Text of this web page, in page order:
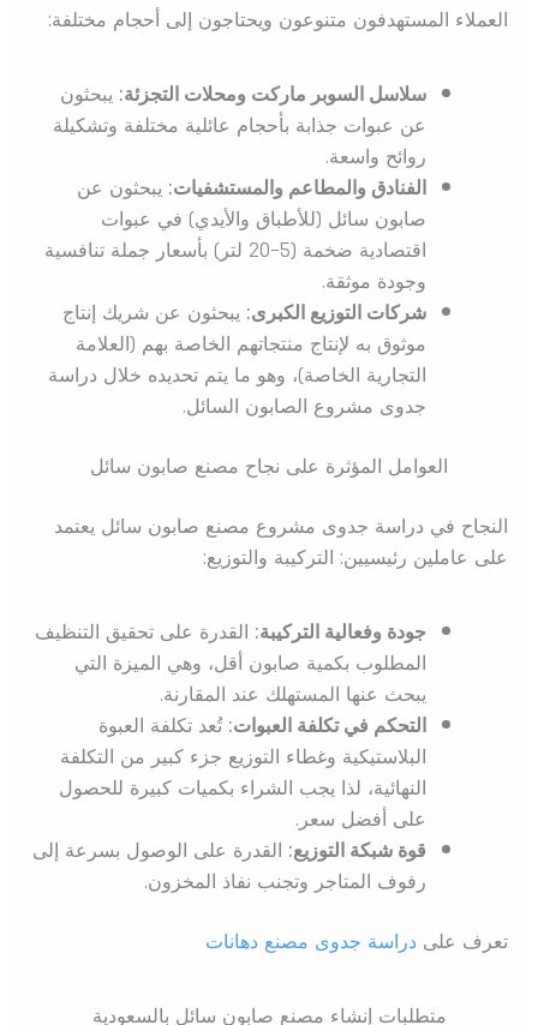
العملاء المستهدفون متنوعون ويحتاجون إلى أحجام مختلفة:
سلاسل السوبر ماركت ومحلات التجزئة:يبحثون
عن عبوات جذابة بأحجام عائلية مختلفة وتشكيلة
روائح واسعة.
الفنادق والمطاعم والمستشفيات:يبحثون عن
صابون سائل (للأطباق والأيدي) في عبوات
اقتصادية ضخمة (5-20 لتر) بأسعار جملة تنافسية
وجودة موثقة.
شركات التوزيع الكبرى:يبحثون عن شريك إنتاج
موثوق به لإنتاج منتجاتهم الخاصة بهم (العلامة
التجارية الخاصة)، وهو ما يتم تحديده خلال دراسة
جدوى مشروع الصابون السائل.
العوامل المؤثرة على نجاح مصنع صابون سائل
النجاح في دراسة جدوى مشروع مصنع صابون سائل يعتمد
على عاملين رئيسيين: التركيبة والتوزيع:
جودة وفعالية التركيبة:القدرة على تحقيق التنظيف
المطلوب بكمية صابون أقل، وهي الميزة التي
يبحث عنها المستهلك عند المقارنة.
التحكم في تكلفة العبوات:تُعد تكلفة العبوة
البلاستيكية وغطاء التوزيع جزء كبير من التكلفة
النهائية، لذا يجب الشراء بكميات كبيرة للحصول
على أفضل سعر.
قوة شبكة التوزيع:القدرة على الوصول بسرعة إلى
رفوف المتاجر وتجنب نفاذ المخزون.
تعرف على دراسة جدوى مصنع دهانات
متطلبات إنشاء مصنع صابون سائل بالسعودية